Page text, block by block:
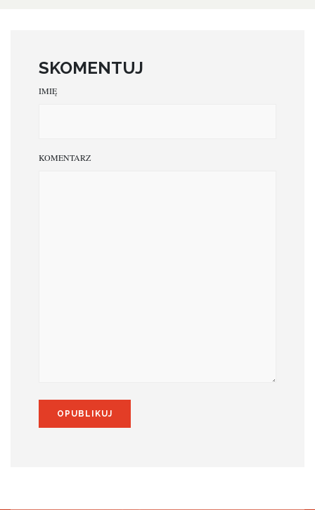
SKOMENTUJ
IMIĘ
KOMENTARZ